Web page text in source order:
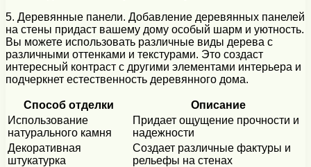
5. Деревянные панели. Добавление деревянных панелей
на стены придаст вашему дому особый шарм и уютность.
Вы можете использовать различные виды дерева с
различными оттенками и текстурами. Это создаст
интересный контраст с другими элементами интерьера и
подчеркнет естественность деревянного дома.
Способ отделки
Описание
Использование
натурального камня
Придает ощущение прочности и
надежности
Декоративная
штукатурка
Создает различные фактуры и
рельефы на стенах